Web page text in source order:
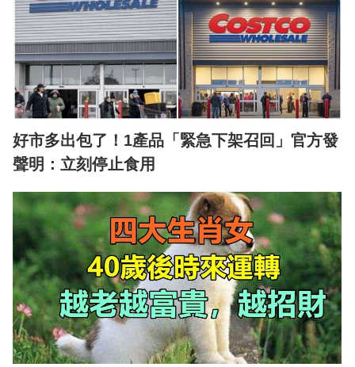
好市多出包了！1產品「緊急下架召回」官方發
聲明：立刻停止食用